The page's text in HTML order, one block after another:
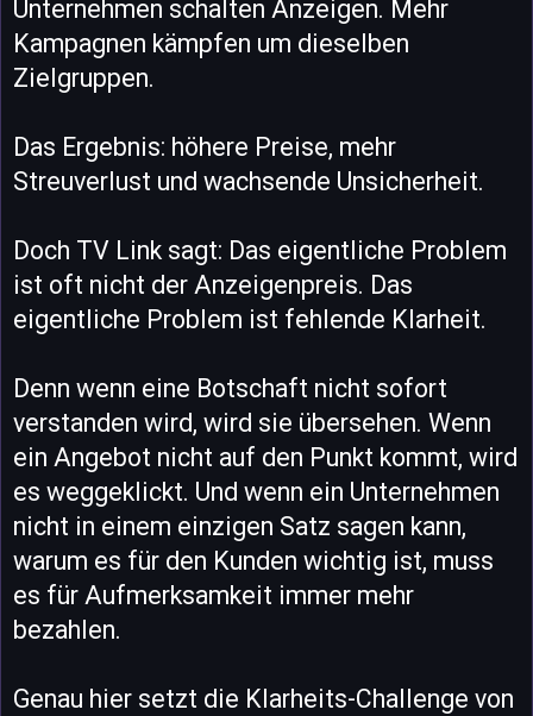
Unternehmen schalten Anzeigen. Mehr
Kampagnen kämpfen um dieselben
Zielgruppen.
Das Ergebnis: höhere Preise, mehr
Streuverlust und wachsende Unsicherheit.
Doch TV Link sagt: Das eigentliche Problem
ist oft nicht der Anzeigenpreis. Das
eigentliche Problem ist fehlende Klarheit.
Denn wenn eine Botschaft nicht sofort
verstanden wird, wird sie übersehen. Wenn
ein Angebot nicht auf den Punkt kommt, wird
es weggeklickt. Und wenn ein Unternehmen
nicht in einem einzigen Satz sagen kann,
warum es für den Kunden wichtig ist, muss
es für Aufmerksamkeit immer mehr
bezahlen.
Genau hier setzt die Klarheits-Challenge von